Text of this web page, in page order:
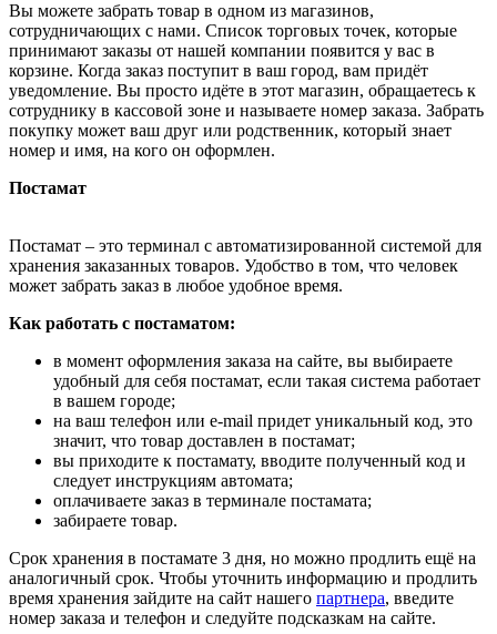
Вы можете забрать товар в одном из магазинов,
сотрудничающих с нами. Список торговых точек, которые
принимают заказы от нашей компании появится у вас в
корзине. Когда заказ поступит в ваш город, вам придёт
уведомление. Вы просто идёте в этот магазин, обращаетесь к
сотруднику в кассовой зоне и называете номер заказа. Забрать
покупку может ваш друг или родственник, который знает
номер и имя, на кого он оформлен.
Постамат
Постамат – это терминал с автоматизированной системой для
хранения заказанных товаров. Удобство в том, что человек
может забрать заказ в любое удобное время.
Как работать с постаматом:
в момент оформления заказа на сайте, вы выбираете
удобный для себя постамат, если такая система работает
в вашем городе;
на ваш телефон или e-mail придет уникальный код, это
значит, что товар доставлен в постамат;
вы приходите к постамату, вводите полученный код и
следует инструкциям автомата;
оплачиваете заказ в терминале постамата;
забираете товар.
Срок хранения в постамате 3 дня, но можно продлить ещё на
аналогичный срок. Чтобы уточнить информацию и продлить
время хранения зайдите на сайт нашего партнера, введите
номер заказа и телефон и следуйте подсказкам на сайте.